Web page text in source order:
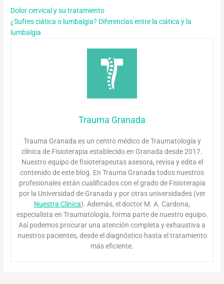
Dolor cervical y su tratamiento
¿Sufres ciática o lumbalgia? Diferencias entre la ciática y la
lumbalgia
Trauma Granada
Trauma Granada es un centro médico de Traumatología y
clínica de Fisioterapia establecido en Granada desde 2017.
Nuestro equipo de fisioterapeutas asesora, revisa y edita el
contenido de este blog. En Trauma Granada todos nuestros
profesionales están cualificados con el grado de Fisioterapia
por la Universidad de Granada y por otras universidades (ver
Nuestra Clínica). Además, el doctor M. A. Cardona,
especialista en Traumatología, forma parte de nuestro equipo.
Así podemos procurar una atención completa y exhaustiva a
nuestros pacientes, desde el diagnóstico hasta el tratamiento
más eficiente.